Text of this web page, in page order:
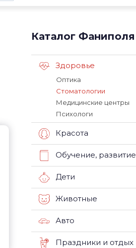
Каталог Фаниполя
Здоровье
Оптика
Стоматологии
Медицинские центры
Психологи
Красота
Обучение, развитие
Дети
Животные
Авто
Праздники и отдых